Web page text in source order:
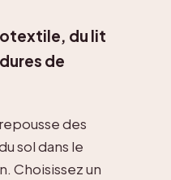
du lit
de
des
sol dans le
Choisissez un